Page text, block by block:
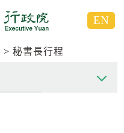
EN
秘書長行程